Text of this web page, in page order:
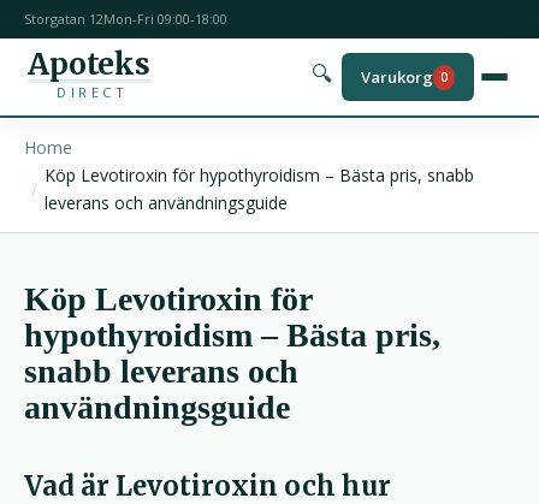
Storgatan 12Mon-Fri 09:00-18:00
Apoteks
DIRECT
🔍 Varukorg 0
Home
Köp Levotiroxin för hypothyroidism – Bästa pris, snabb
leverans och användningsguide
Köp Levotiroxin för
hypothyroidism – Bästa pris,
snabb leverans och
användningsguide
Vad är Levotiroxin och hur